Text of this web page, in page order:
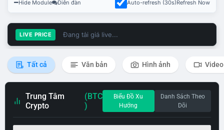
Hide Module Diễn đàn Auto-refresh (30s)Refresh Now
LIVE PRICE Đang tải giá live...
Tất cả Văn bản Hình ảnh Video
Trung Tâm
Crypto
(BTC
)
Biểu Đồ Xu
Hướng
Danh Sách Theo
Dõi